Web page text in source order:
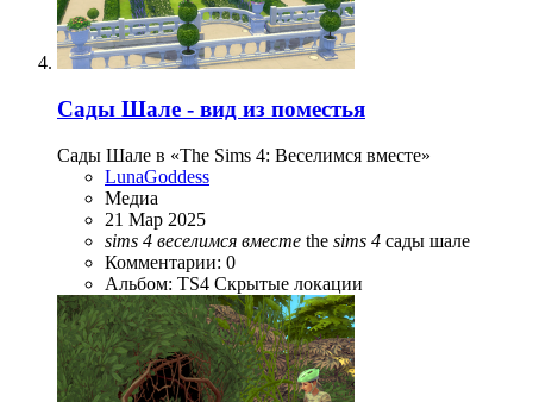
Сады Шале - вид из поместья
Сады Шале в «The Sims 4: Веселимся вместе»
LunaGoddess
Медиа
21 Мар 2025
sims 4 веселимся вместе the sims 4 сады шале
Комментарии: 0
Альбом: TS4 Скрытые локации